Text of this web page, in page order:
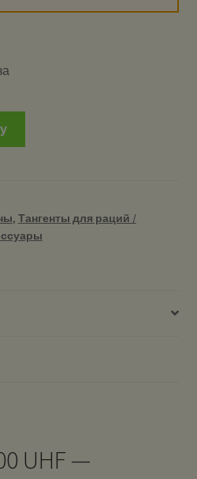
, Тангенты для раций /
UHF —